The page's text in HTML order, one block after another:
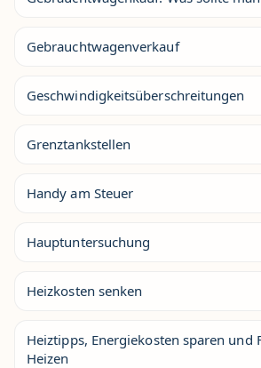
Gebrauchtwagenverkauf
Geschwindigkeitsüberschreitungen
Grenztankstellen
Handy am Steuer
Hauptuntersuchung
Heizkosten senken
Heiztipps, Energiekosten sparen und
Heizen